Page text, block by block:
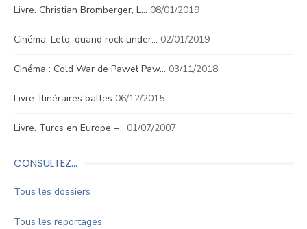
Livre. Christian Bromberger, L… 08/01/2019
Cinéma. Leto, quand rock under… 02/01/2019
Cinéma : Cold War de Paweł Paw… 03/11/2018
Livre. Itinéraires baltes 06/12/2015
Livre. Turcs en Europe –… 01/07/2007
CONSULTEZ…
Tous les dossiers
Tous les reportages